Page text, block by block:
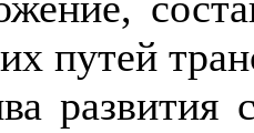
путей т
развития